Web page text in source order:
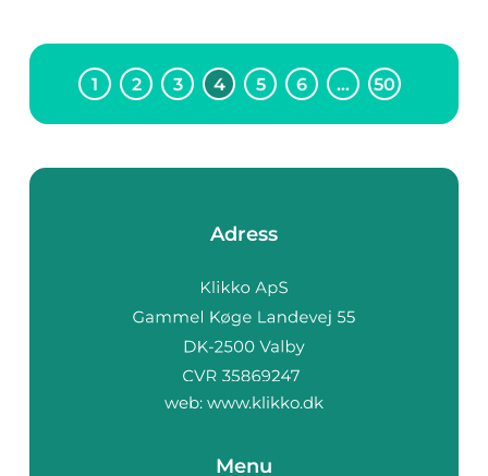
1 2 3 4 5 6 … 50
Adress
web: www.klikko.dk
Menu